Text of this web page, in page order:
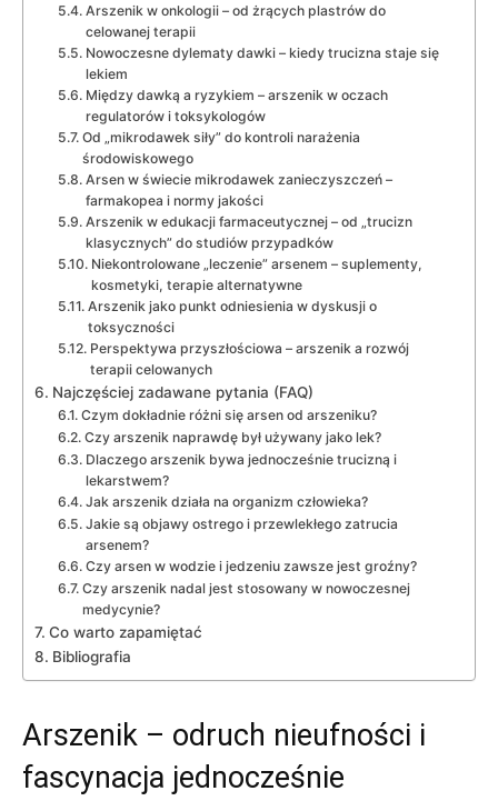
Arszenik w onkologii – od żrących plastrów do
celowanej terapii
Nowoczesne dylematy dawki – kiedy trucizna staje się
lekiem
Między dawką a ryzykiem – arszenik w oczach
regulatorów i toksykologów
Od „mikrodawek siły” do kontroli narażenia
środowiskowego
Arsen w świecie mikrodawek zanieczyszczeń –
farmakopea i normy jakości
Arszenik w edukacji farmaceutycznej – od „trucizn
klasycznych” do studiów przypadków
Niekontrolowane „leczenie” arsenem – suplementy,
kosmetyki, terapie alternatywne
Arszenik jako punkt odniesienia w dyskusji o
toksyczności
Perspektywa przyszłościowa – arszenik a rozwój
terapii celowanych
Najczęściej zadawane pytania (FAQ)
Czym dokładnie różni się arsen od arszeniku?
Czy arszenik naprawdę był używany jako lek?
Dlaczego arszenik bywa jednocześnie trucizną i
lekarstwem?
Jak arszenik działa na organizm człowieka?
Jakie są objawy ostrego i przewlekłego zatrucia
arsenem?
Czy arsen w wodzie i jedzeniu zawsze jest groźny?
Czy arszenik nadal jest stosowany w nowoczesnej
medycynie?
Co warto zapamiętać
Bibliografia
Arszenik – odruch nieufności i
fascynacja jednocześnie